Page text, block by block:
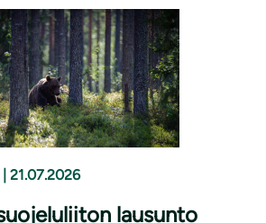
21.07.2026
lausunto